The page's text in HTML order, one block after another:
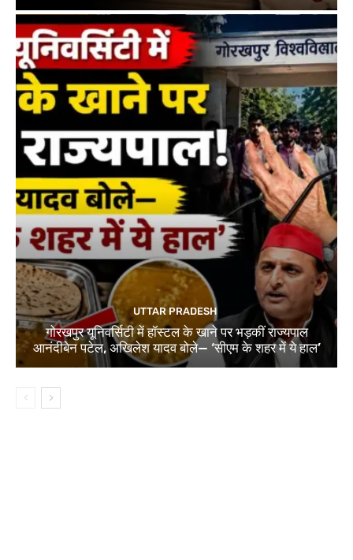
UTTAR PRADESH
गोरखपुर यूनिवर्सिटी में हॉस्टल के खाने पर भड़कीं राज्यपाल
आनंदीबेन पटेल, अखिलेश यादव बोले— ‘सीएम के शहर में ये हाल’